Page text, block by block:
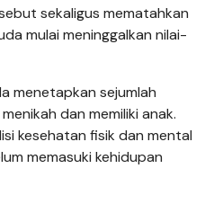
sekaligus mematahkan
mulai meninggalkan nilai-
menetapkan sejumlah
dan memiliki anak.
kesehatan fisik dan mental
memasuki kehidupan